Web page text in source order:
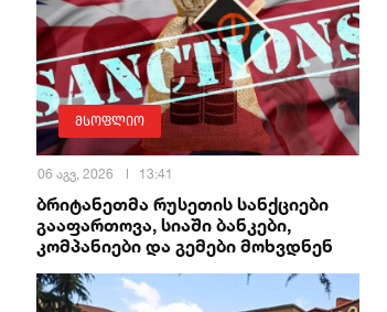
მსოფლიო
06 აგვ, 2026 13:41
ბრიტანეთმა რუსეთის სანქციები
გააფართოვა, სიაში ბანკები,
კომპანიები და გემები მოხვდნენ